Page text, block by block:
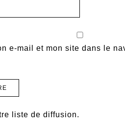
e-mail et mon site dans le
liste de diffusion.